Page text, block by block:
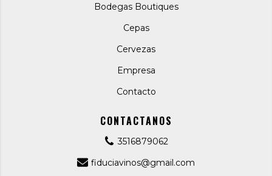
Bodegas Boutiques
Cepas
Cervezas
Empresa
Contacto
CONTACTANOS
3516879062
fiduciavinos@gmail.com